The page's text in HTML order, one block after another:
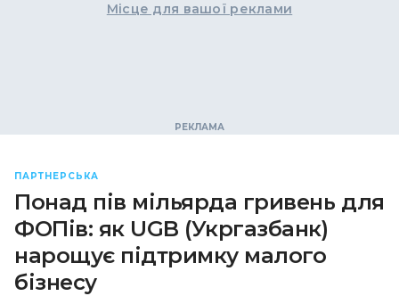
Місце для вашої реклами
ПАРТНЕРСЬКА
Понад пів мільярда гривень для
ФОПів: як UGB (Укргазбанк)
нарощує підтримку малого
бізнесу